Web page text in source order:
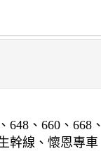
648、660、668、
幹線、懷恩專車